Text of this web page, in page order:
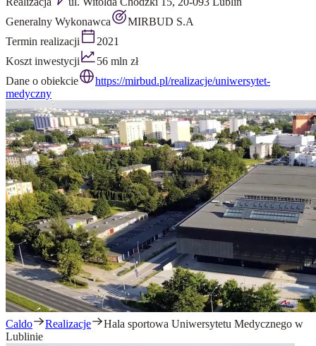
Generalny Wykonawca
MIRBUD S.A
Termin realizacji
2021
Koszt inwestycji
56 mln zł
Dane o obiekcie
https://mirbud.pl/realizacje/uniwersytet-
medyczny
Caldo Realizacje
Hala sportowa Uniwersytetu Medycznego w
Lublinie